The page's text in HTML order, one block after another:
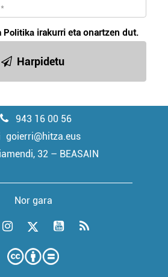
Politika irakurri eta onartzen dut.
Harpidetu
943 16 00 56
goierri@hitza.eus
32 – BEASAIN
Nor gara